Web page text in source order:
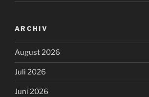
ARCHIV
August 2026
Juli 2026
Juni 2026